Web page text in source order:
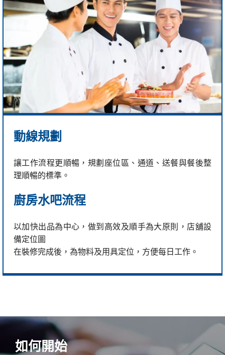
動線規劃
讓工作流程更順暢，規劃座位區、通道、送餐與餐後整
理順暢的標準。
廚房水吧流程
以加快出品為中心，做到高效及順手為大原則，店舖設
備定位圖
在裝修完成後，為物料及用具定位，方便每日工作。
如何開始